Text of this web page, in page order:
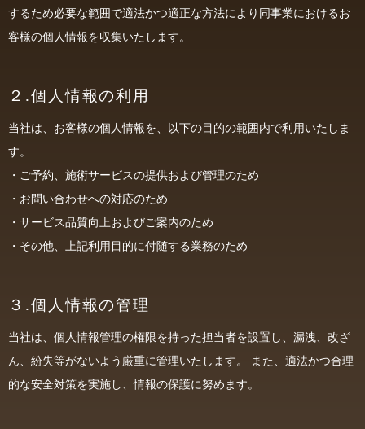
するため必要な範囲で適法かつ適正な方法により同事業におけるお
客様の個人情報を収集いたします。
２.個人情報の利用
当社は、お客様の個人情報を、以下の目的の範囲内で利用いたしま
す。
・ご予約、施術サービスの提供および管理のため
・お問い合わせへの対応のため
・サービス品質向上およびご案内のため
・その他、上記利用目的に付随する業務のため
３.個人情報の管理
当社は、個人情報管理の権限を持った担当者を設置し、漏洩、改ざ
ん、紛失等がないよう厳重に管理いたします。 また、適法かつ合理
的な安全対策を実施し、情報の保護に努めます。